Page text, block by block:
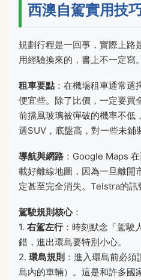
西澳自駕實用技
規劃行程是一回事，實際上路
用經驗換來的，書上不一定寫。
租車要點 ：在機場租車通常
便宜些。除了比價，一定要買
前擋風玻璃被彈破的機率不低
選SUV，底盤高，對一些未鋪
導航與網路 ：Google Maps
載好離線地圖，因為一旦離開
定甚至完全消失。Telstra的訊
駕駛規則核心：
1. 右駕左行：時刻默念「駕駛
錯，進出環島要特別小心。
2. 環島規則 ：進入環島前必須
島內的車輛）。這是和許多國